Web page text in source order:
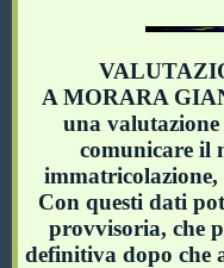
A MORARA
una
comunicare il
Con questi dati
provvisoria, che
definitiva dopo che